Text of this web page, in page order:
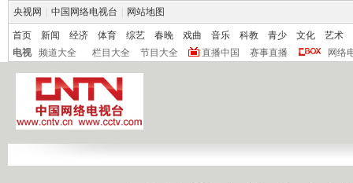
央视网 中国网络电视台 网站地图
首页 新闻 经济 体育 综艺 春晚 戏曲 音乐 科教 青少 文化
艺术
电视
频道大全 栏目大全 节目大全 直播中国 赛事直播 网络